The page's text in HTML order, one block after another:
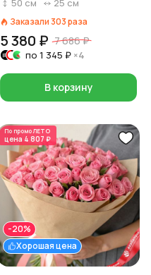
50 см 25 см
Заказали 303раза
5 380 ₽ 7 686 ₽
по 1 345 ₽ ×4
В корзину
По промоЛЕТО
цена 4 807 ₽
Хорошая цена
-20%